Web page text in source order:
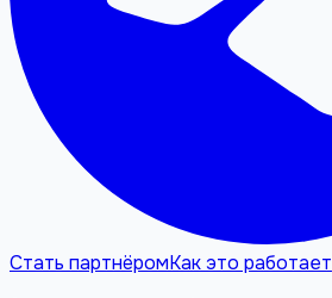
Стать партнёромКак это работает